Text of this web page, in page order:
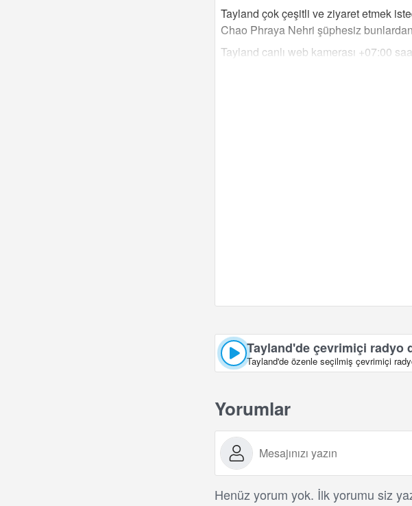
Tayland çok çeşitli ve ziyaret etmek
Chao Phraya Nehri şüphesiz
Tayland canlı web kamerası +07:00
Tayland'de çevrimiçi radyo
Tayland'de özenle seçilmiş çevrimiçi
Yorumlar
Henüz yorum yok. İlk yorumu siz